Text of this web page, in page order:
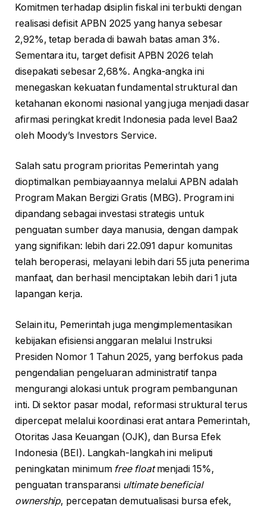
Komitmen terhadap disiplin fiskal ini terbukti dengan
realisasi defisit APBN 2025 yang hanya sebesar
2,92%, tetap berada di bawah batas aman 3%.
Sementara itu, target defisit APBN 2026 telah
disepakati sebesar 2,68%. Angka-angka ini
menegaskan kekuatan fundamental struktural dan
ketahanan ekonomi nasional yang juga menjadi dasar
afirmasi peringkat kredit Indonesia pada level Baa2
oleh Moody’s Investors Service.
Salah satu program prioritas Pemerintah yang
dioptimalkan pembiayaannya melalui APBN adalah
Program Makan Bergizi Gratis (MBG). Program ini
dipandang sebagai investasi strategis untuk
penguatan sumber daya manusia, dengan dampak
yang signifikan: lebih dari 22.091 dapur komunitas
telah beroperasi, melayani lebih dari 55 juta penerima
manfaat, dan berhasil menciptakan lebih dari 1 juta
lapangan kerja.
Selain itu, Pemerintah juga mengimplementasikan
kebijakan efisiensi anggaran melalui Instruksi
Presiden Nomor 1 Tahun 2025, yang berfokus pada
pengendalian pengeluaran administratif tanpa
mengurangi alokasi untuk program pembangunan
inti. Di sektor pasar modal, reformasi struktural terus
dipercepat melalui koordinasi erat antara Pemerintah,
Otoritas Jasa Keuangan (OJK), dan Bursa Efek
Indonesia (BEI). Langkah-langkah ini meliputi
peningkatan minimum free floatmenjadi 15%,
penguatan transparansi ultimate beneficial
ownership, percepatan demutualisasi bursa efek,